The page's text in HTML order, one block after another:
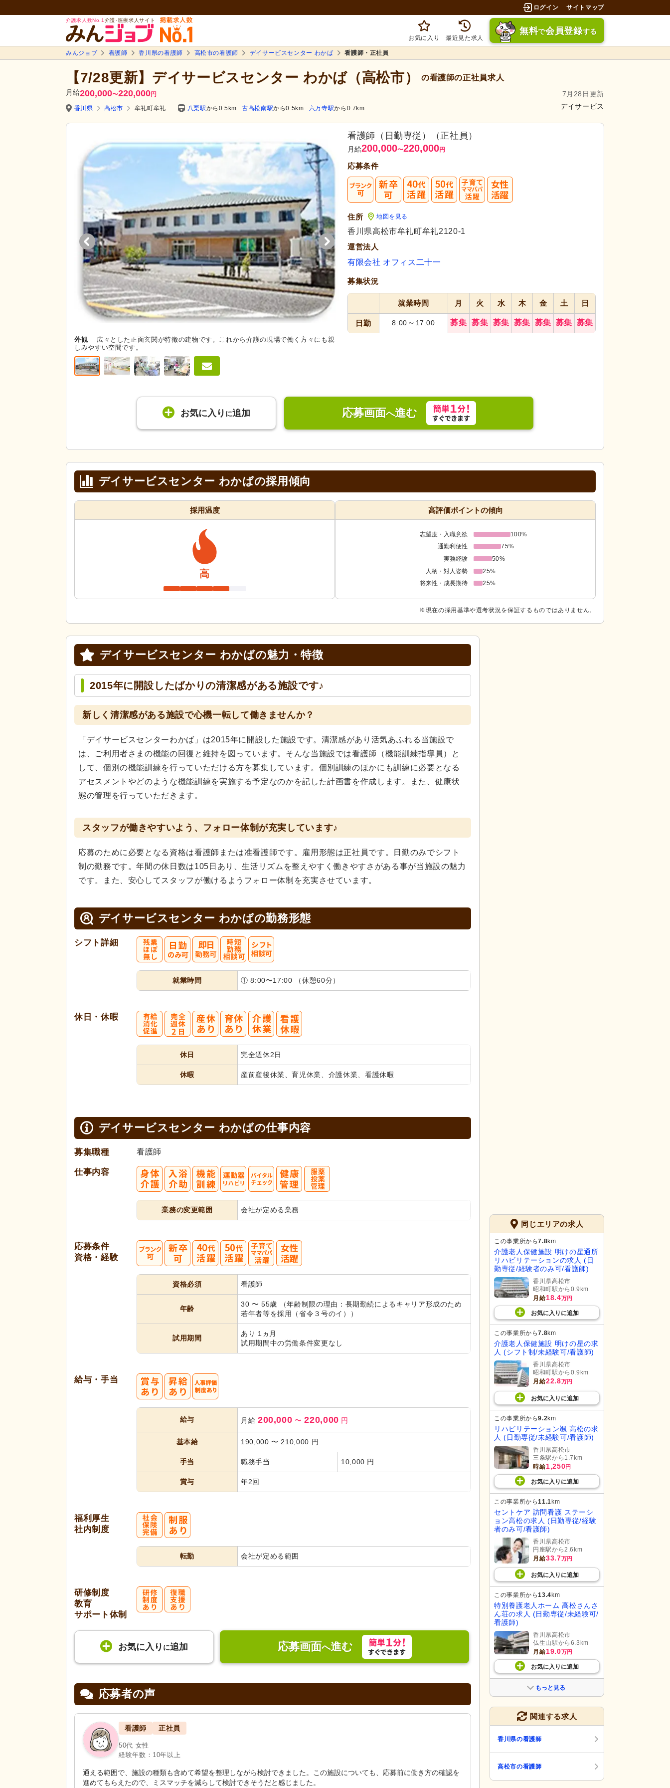
ログイン サイトマップ
介護求人数No.1 介護･医療求人サイト
お気に入り 最近見た求人
無料で会員登録する
みんジョブ 看護師 香川県の看護師 高松市の看護師 デイサービスセンター わかば 看護師・正社員
【7/28更新】デイサービスセンター わかば（高松市） の看護師の正社員求人
月給200,000〜220,000円
7月28日更新
デイサービス
香川県 高松市 牟礼町牟礼 八栗駅から0.5km 古高松南駅から0.5km 六万寺駅から0.7km
外観
広々とした正面玄関が特徴の建物です。これから介護の現場で働く方々にも親
しみやすい空間です。
看護師（日勤専従）（正社員）
月給200,000〜220,000円
応募条件
住所 地図を見る
香川県高松市牟礼町牟礼2120-1
運営法人
有限会社 オフィス二十一
募集状況
就業時間 月 火 水 木 金 土 日
日勤 8:00 ～ 17:00 募集 募集 募集 募集 募集 募集 募集
お気に入り に追加 応募画面へ進む
デイサービスセンター わかばの採用傾向
採用温度
高
高評価ポイントの傾向
志望度・入職意欲
100%
通勤利便性
75%
実務経験
50%
人柄・対人姿勢
25%
将来性・成長期待
25%
※現在の採用基準や選考状況を保証するものではありません。
デイサービスセンター わかばの魅力・特徴
2015年に開設したばかりの清潔感がある施設です♪
新しく清潔感がある施設で心機一転して働きませんか？
「デイサービスセンターわかば」は2015年に開設した施設です。清潔感があり活気あふれる当施設で
は、ご利用者さまの機能の回復と維持を図っています。そんな当施設では看護師（機能訓練指導員）と
して、個別の機能訓練を行っていただける方を募集しています。個別訓練のほかにも訓練に必要となる
アセスメントやどのような機能訓練を実施する予定なのかを記した計画書を作成します。また、健康状
態の管理を行っていただきます。
スタッフが働きやすいよう、フォロー体制が充実しています♪
応募のために必要となる資格は看護師または准看護師です。雇用形態は正社員です。日勤のみでシフト
制の勤務です。年間の休日数は105日あり、生活リズムを整えやすく働きやすさがある事が当施設の魅力
です。また、安心してスタッフが働けるようフォロー体制を充実させています。
デイサービスセンター わかばの勤務形態
シフト詳細
就業時間 ① 8:00〜17:00 （休憩60分）
休日・休暇
休日 完全週休2日
休暇 産前産後休業、育児休業、介護休業、看護休暇
デイサービスセンター わかばの仕事内容
募集職種 看護師
仕事内容
業務の変更範囲 会社が定める業務
応募条件
資格・経験
資格必須 看護師
年齢
30 〜 55歳 （年齢制限の理由：長期勤続によるキャリア形成のため
若年者等を採用（省令３号のイ））
試用期間
あり 1ヵ月
試用期間中の労働条件変更なし
給与・手当
給与 月給 200,000 〜 220,000 円
基本給 190,000 〜 210,000 円
手当 職務手当 10,000 円
賞与 年2回
福利厚生
社内制度
転勤 会社が定める範囲
研修制度
教育
サポート体制
お気に入り に追加 応募画面へ進む
応募者の声
看護師 正社員
50代 女性
経験年数：10年以上
通える範囲で、施設の種類も含めて希望を整理しながら検討できました。この施設についても、応募前に働き方の確認を
進めてもらえたので、ミスマッチを減らして検討できそうだと感じました。
同じエリアの求人
この事業所から7.8km
介護老人保健施設 明けの星通所
リハビリテーションの求人 (日
勤専従/経験者のみ可/看護師)
香川県高松市
昭和町駅から0.9km
月給18.4万円
お気に入り に追加
この事業所から7.8km
介護老人保健施設 明けの星の求
人 (シフト制/未経験可/看護師)
香川県高松市
昭和町駅から0.9km
月給22.8万円
お気に入り に追加
この事業所から9.2km
リハビリテーション颯 高松の求
人 (日勤専従/未経験可/看護師)
香川県高松市
三条駅から1.7km
時給1,250円
お気に入り に追加
この事業所から11.1km
セントケア 訪問看護 ステーシ
ョン高松の求人 (日勤専従/経験
者のみ可/看護師)
香川県高松市
円座駅から2.6km
月給33.7万円
お気に入り に追加
この事業所から13.4 km
特別養護老人ホーム 高松さんさ
ん荘の求人 (日勤専従/未経験可/
看護師)
香川県高松市
仏生山駅から6.3km
月給19.0万円
お気に入り に追加
もっと見る
関連する求人
香川県の看護師
高松市の看護師